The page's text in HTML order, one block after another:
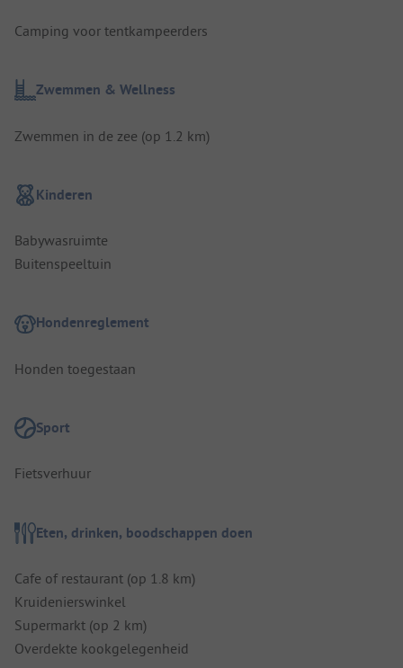
Camping voor tentkampeerders
Zwemmen & Wellness
Zwemmen in de zee (op 1.2 km)
Kinderen
Babywasruimte
Buitenspeeltuin
Hondenreglement
Honden toegestaan
Sport
Fietsverhuur
Eten, drinken, boodschappen doen
Cafe of restaurant (op 1.8 km)
Kruidenierswinkel
Supermarkt (op 2 km)
Overdekte kookgelegenheid